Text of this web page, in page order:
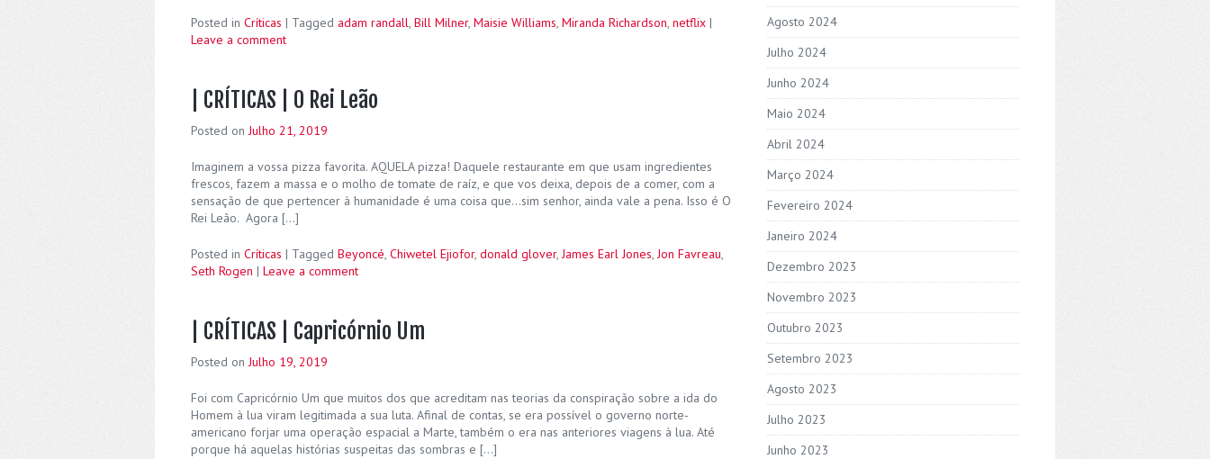
Posted in Críticas | Tagged adam randall, Bill Milner, Maisie Williams, Miranda Richardson, netflix |
Leave a comment
| CRÍTICAS | O Rei Leão
Posted onJulho 21, 2019
Imaginem a vossa pizza favorita. AQUELA pizza! Daquele restaurante em que usam ingredientes
frescos, fazem a massa e o molho de tomate de raíz, e que vos deixa, depois de a comer, com a
sensação de que pertencer à humanidade é uma coisa que…sim senhor, ainda vale a pena. Isso é O
Rei Leão. Agora […]
Posted in Críticas | Tagged Beyoncé, Chiwetel Ejiofor, donald glover,James Earl Jones,Jon Favreau,
Seth Rogen | Leave a comment
| CRÍTICAS | Capricórnio Um
Posted onJulho 19, 2019
Foi com Capricórnio Um que muitos dos que acreditam nas teorias da conspiração sobre a ida do
Homem à lua viram legitimada a sua luta. Afinal de contas, se era possível o governo norte-
americano forjar uma operação espacial a Marte, também o era nas anteriores viagens à lua. Até
porque há aquelas histórias suspeitas das sombras e […]
Agosto 2024
Julho 2024
Junho 2024
Maio 2024
Abril 2024
Março 2024
Fevereiro 2024
Janeiro 2024
Dezembro 2023
Novembro 2023
Outubro 2023
Setembro 2023
Agosto 2023
Julho 2023
Junho 2023